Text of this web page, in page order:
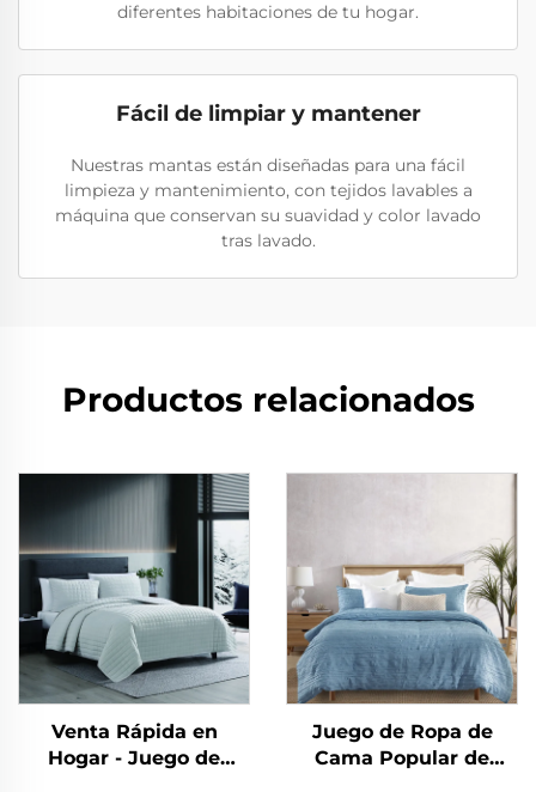
diferentes habitaciones de tu hogar.
Fácil de limpiar y mantener
Nuestras mantas están diseñadas para una fácil
limpieza y mantenimiento, con tejidos lavables a
máquina que conservan su suavidad y color lavado
tras lavado.
Productos relacionados
Venta Rápida en
Hogar - Juego de
Juego de Ropa de
Cama Popular de